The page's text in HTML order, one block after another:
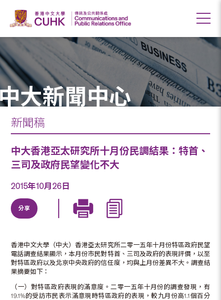
大新聞中心
新聞稿
中大香港亞太研究所十月份民調結果：特首、
三司及政府民望變化不大
2015年10月26日
分享
香港中文大學（中大）香港亞太研究所二零一五年十月份特區政府民望
電話調查結果顯示，本月份市民對特首、三司及政府的表現評價，以至
對特區政府以及北京中央政府的信任度，均與上月份差異不大。調查結
果摘要如下：
（一）對特區政府表現的滿意度。二零一五年十月份的調查發現，有
19.1%的受訪市民表示滿意現時特區政府的表現，較九月份高1.1個百分